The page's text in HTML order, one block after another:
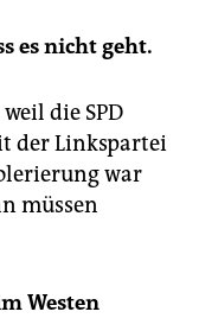
es nicht geht.
die SPD
der Linkspartei
war
müssen
Westen